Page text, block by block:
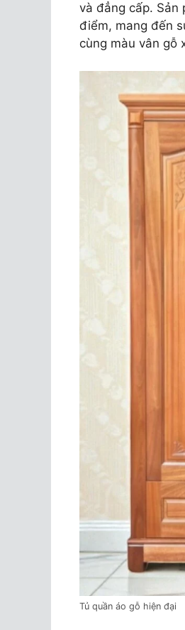
và đẳng cấp. Sản
điểm, mang đến
cùng màu vân gỗ
Tủ quần áo gỗ hiện đại